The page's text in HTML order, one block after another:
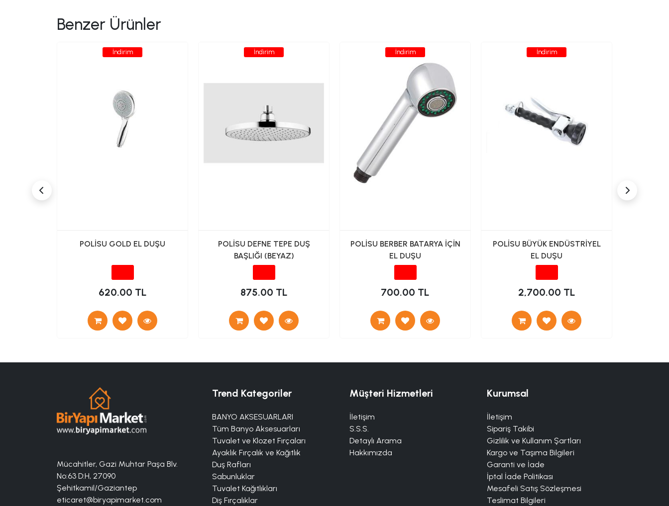
Benzer Ürünler
İndirim
POLİSU GOLD EL DUŞU
620.00 TL
İndirim
POLİSU DEFNE TEPE DUŞ
BAŞLIĞI (BEYAZ)
875.00 TL
İndirim
POLİSU BERBER BATARYA İÇİN
EL DUŞU
700.00 TL
İndirim
POLİSU BÜYÜK ENDÜSTRİYEL
EL DUŞU
2,700.00 TL
Mücahitler, Gazi Muhtar Paşa Blv.
No:63 D:H, 27090
Şehitkamil/Gaziantep
eticaret@biryapimarket.com
Trend Kategoriler
BANYO AKSESUARLARI
Tüm Banyo Aksesuarları
Tuvalet ve Klozet Fırçaları
Ayaklık Fırçalık ve Kağıtlık
Duş Rafları
Sabunluklar
Tuvalet Kağıtlıkları
Diş Fırçalıklar
Kurumsal
İletişim
Sipariş Takibi
Gizlilik ve Kullanım Şartları
Kargo ve Taşıma Bilgileri
Garanti ve İade
İptal İade Politikası
Mesafeli Satış Sözleşmesi
Teslimat Bilgileri
Müşteri Hizmetleri
İletişim
S.S.S.
Detaylı Arama
Hakkımızda